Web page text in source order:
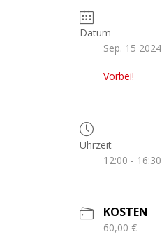
Datum
Sep. 15 2024
Vorbei!
Uhrzeit
12:00 - 16:30
KOSTEN
60,00 €